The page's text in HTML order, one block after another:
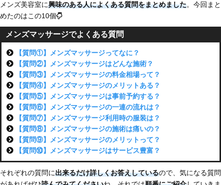
メンズ美容室に興味のある人によくある質問をまとめました。今回まと
めたのはこの10個
メンズマッサージでよくある質問
【質問①】メンズマッサージってなに？
【質問②】メンズマッサージはどんな施術？
【質問③】メンズマッサージの料金相場って？
【質問④】メンズマッサージのメリットある？
【質問⑤】メンズマッサージは事前予約する？
【質問⑥】メンズマッサージの一連の流れは？
【質問⑦】メンズマッサージ利用時の服装は？
【質問⑧】メンズマッサージの施術は痛いの？
【質問⑨】メンズマッサージのメリットって？
【質問⑩】メンズマッサージはサービス豊富？
それぞれの質問に出来るだけ詳しくお答えしているので、気になる質問